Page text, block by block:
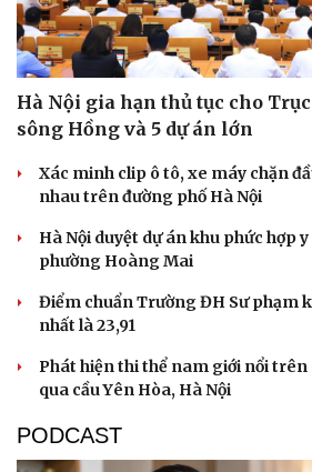
Cải chính
Hà Nội gia hạn thủ tục cho
sông Hồng và 5 dự án lớn
Xác minh clip ô tô, xe máy chặn
nhau trên đường phố Hà Nội
Hà Nội duyệt dự án khu phức hợp
phường Hoàng Mai
Điểm chuẩn Trường ĐH Sư phạm
nhất là 23,91
Phát hiện thi thể nam giới nổi
qua cầu Yên Hòa, Hà Nội
PODCAST